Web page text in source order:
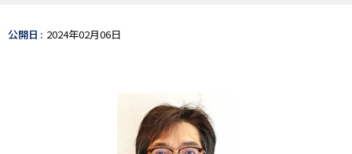
公開日 2024年02月06日